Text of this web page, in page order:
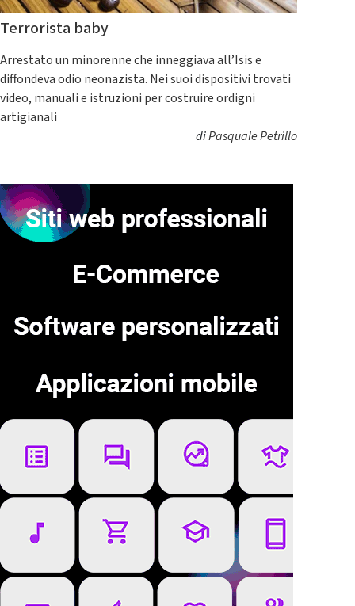
Terrorista baby
Arrestato un minorenne che inneggiava all’Isis e
diffondeva odio neonazista. Nei suoi dispositivi trovati
video, manuali e istruzioni per costruire ordigni
artigianali
diPasquale Petrillo